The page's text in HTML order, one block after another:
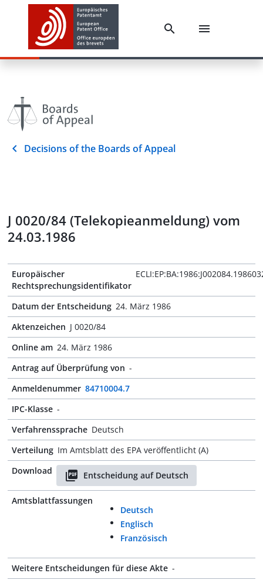
Decisions of the Boards of Appeal
J 0020/84 (Telekopieanmeldung) vom
24.03.1986
Europäischer
Rechtsprechungsidentifikator
Datum der Entscheidung 24. März 1986
Aktenzeichen J 0020/84
Online am 24. März 1986
Antrag auf Überprüfung von -
Anmeldenummer 84710004.7
IPC-Klasse -
Verfahrenssprache Deutsch
Verteilung Im Amtsblatt des EPA veröffentlicht (A)
Download
Entscheidung auf Deutsch
Amtsblattfassungen
Deutsch
Englisch
Französisch
Weitere Entscheidungen für diese Akte -